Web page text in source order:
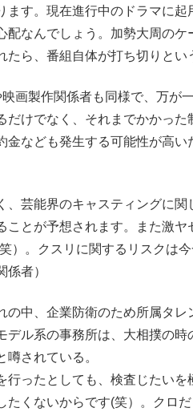
ます。現在進行中のドラマに
配なんでしょう。加勢大周の
たら、番組自体が打ち切りとい
画製作関係者も同様で、万が
だけでなく、それまでかかっ
金なども発生する可能性が高
、芸能界のキャスティングに
ことが予想されます。また激
）。クスリに関するリスクは
係者）
中、企業防衛のため所属タレ
デル系の事務所は、大相撲の
噂されている。
行ったとしても、検査じたい
たくないからです(笑）。クロ